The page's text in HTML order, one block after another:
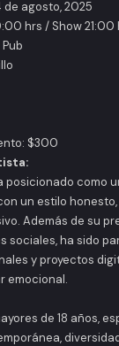
de agosto, 2025
hrs / Show 21:00
$300
posicionado como
un estilo
Además de su
sociales, ha sido
y proyectos
emocional.
de 18 años,